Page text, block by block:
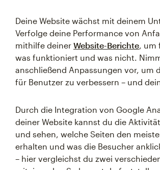
Deine Website wächst mit deinem
Verfolge deine Performance von
mithilfe deiner Website-Berichte, um
was funktioniert und was nicht.
anschließend Anpassungen vor, um
für Benutzer zu verbessern – und
Durch die Integration von Google
deiner Website kannst du die
und sehen, welche Seiten den
erhalten und was die Besucher
– hier vergleichst du zwei